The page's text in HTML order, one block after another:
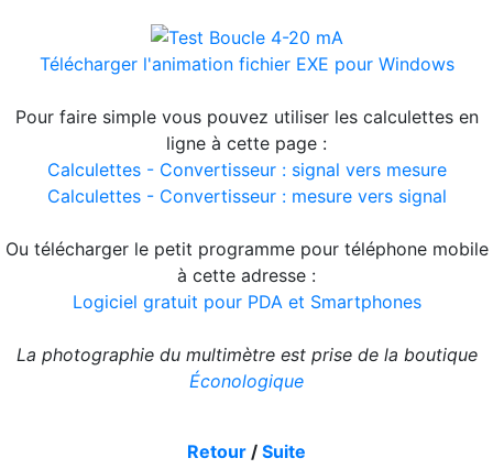
Télécharger l'animation fichier EXE pour Windows
Pour faire simple vous pouvez utiliser les calculettes en
ligne à cette page :
Calculettes - Convertisseur : signal vers mesure
Calculettes - Convertisseur : mesure vers signal
Ou télécharger le petit programme pour téléphone mobile
à cette adresse :
Logiciel gratuit pour PDA et Smartphones
La photographie du multimètre est prise de la boutique
Éconologique
Retour / Suite